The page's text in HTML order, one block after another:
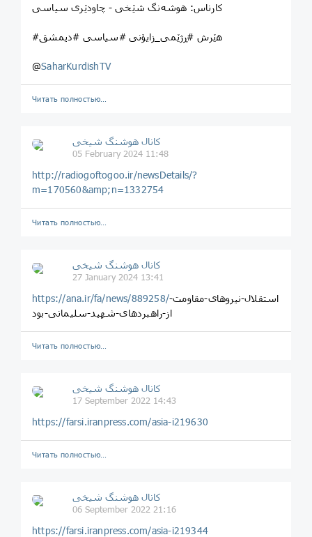
کارناس: هوشەنگ شێخی - چاودێری سیاسی
#هێرش #ڕژێمی_زایۆنی #سیاسی #دیمشق
@SaharKurdishTV
Читать полностью…
️️كانال هوشنگ شیخی️
05 February 2024 11:48
http://radiogoftogoo.ir/newsDetails/?
m=170560&amp;n=1332754
Читать полностью…
️️كانال هوشنگ شیخی️
27 January 2024 13:41
https://ana.ir/fa/news/889258/استقلال-نیروهای-مقاومت-
از-راهبردهای-شهید-سلیمانی-بود
Читать полностью…
️️كانال هوشنگ شیخی️
17 September 2022 14:43
https://farsi.iranpress.com/asia-i219630
Читать полностью…
️️كانال هوشنگ شیخی️
06 September 2022 21:16
https://farsi.iranpress.com/asia-i219344